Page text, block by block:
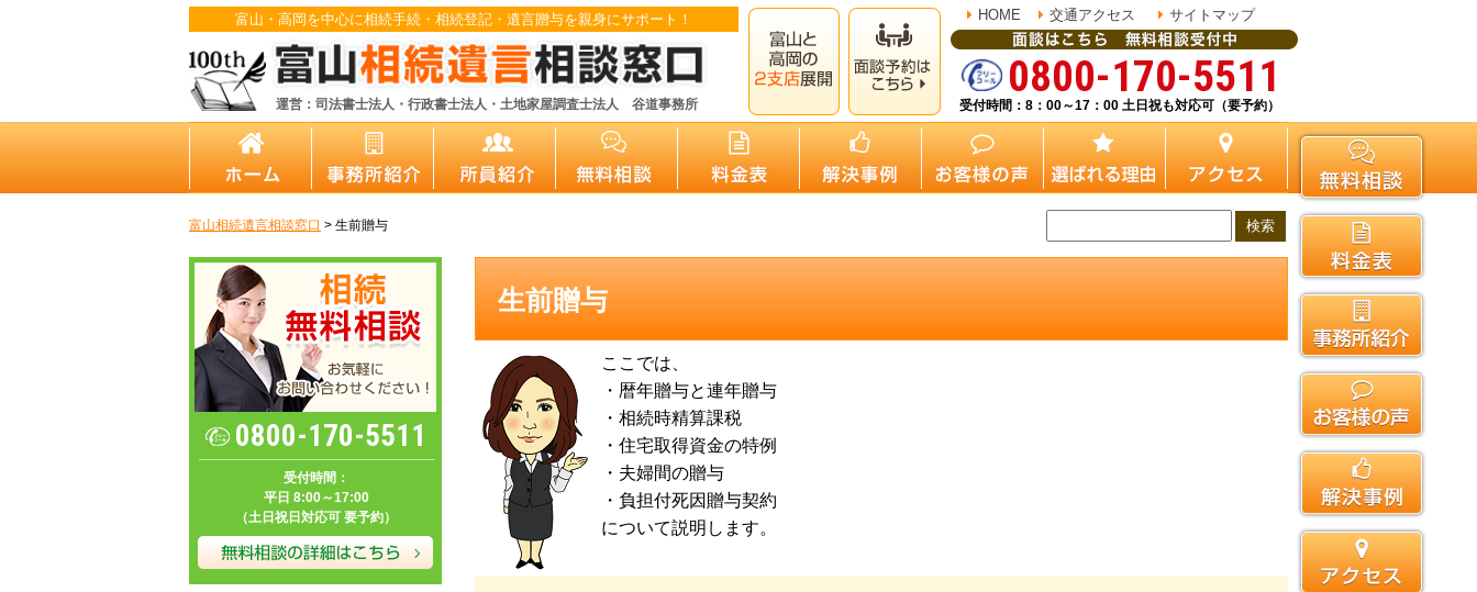
富山・高岡を中心に相続手続・相続登記・遺言贈与を親身にサポート！
運営：司法書士法人・行政書士法人・土地家屋調査士法人 谷道事務所
HOME 交通アクセス サイトマップ
0800-170-5511
受付時間：8：00～17：00 土日祝も対応可（要予約）
富山相続遺言相談窓口 > 生前贈与
生前贈与
ここでは、
・暦年贈与と連年贈与
・相続時精算課税
・住宅取得資金の特例
・夫婦間の贈与
・負担付死因贈与契約
について説明します。
0800-170-5511
受付時間：
平日 8:00～17:00
（土日祝日対応可 要予約）